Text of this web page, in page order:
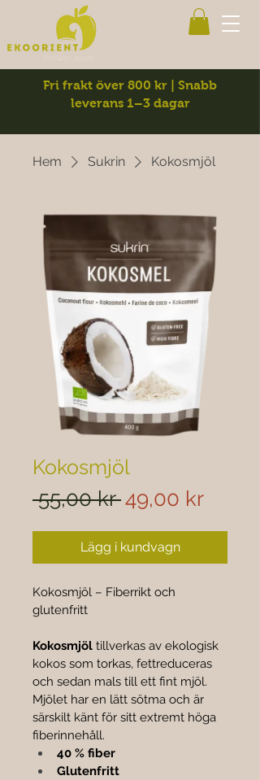
Fri frakt över 800 kr | Snabb
leverans 1–3 dagar
Hem Sukrin Kokosmjöl
Kokosmjöl
55,00 kr Ordinarie
49,00 kr
Lägg i kundvagn
Kokosmjöl – Fiberrikt och
glutenfritt
Kokosmjöl tillverkas av ekologisk
kokos som torkas, fettreduceras
och sedan mals till ett fint mjöl.
Mjölet har en lätt sötma och är
särskilt känt för sitt extremt höga
fiberinnehåll.
40 % fiber
Glutenfritt